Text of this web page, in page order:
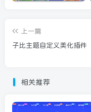
上一篇
子比主题自定义美化插件
相关推荐